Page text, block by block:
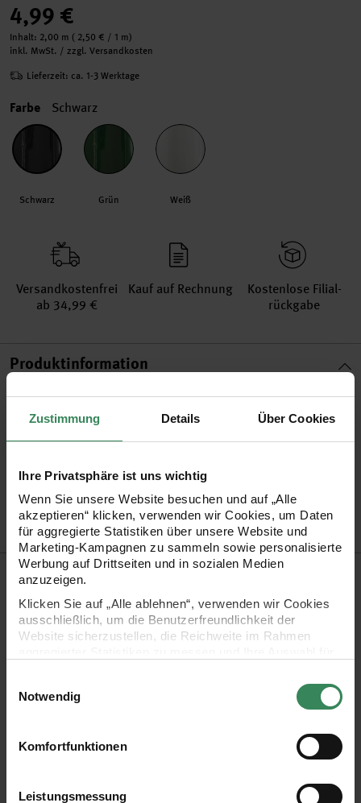
Zustimmung Details Über Cookies
Ihre Privatsphäre ist uns wichtig
Wenn Sie unsere Website besuchen und auf „Alle
akzeptieren“ klicken, verwenden wir Cookies, um Daten
für aggregierte Statistiken über unsere Website und
Marketing-Kampagnen zu sammeln sowie personalisierte
Werbung auf Drittseiten und in sozialen Medien
anzuzeigen.
Klicken Sie auf „Alle ablehnen“, verwenden wir Cookies
ausschließlich, um die Benutzerfreundlichkeit der
Website sicherzustellen, die Reichweite im Rahmen
Ihre Einwilligung ist freiwillig und kann jederzeit über den
Link „Cookie-Einstellungen“ im Fußbereich der Seite
verwendeten Technologien und den Empfängern der
Daten finden Sie in unserer Datenschutzerklärung.
Notwendig
Komfortfunktionen
Leistungsmessung
4,99 €
Inhalt: 2,00 m ( 2,50 € / 1 m)
inkl. MwSt. / zzgl. Versandkosten
Lieferzeit: ca. 1-3 Werktage
Farbe Schwarz
Schwarz Grün Weiß
Versand­kosten­frei
ab 34,99 €
Kauf auf Rechnung
Kosten­lose Filial­
rückgabe
Produktinformation
Material Papier, Polypropylen
Breite
Grammatur 100g
Artikel-Nr.401102
Bestell-Nr.3736449
Produktbeschreibung
Dieses hochwertige Geschenkpapier mit edlem Lack-Design
verleiht Geschenken eine schlichte und elegante Optik.
Vielseitig einsetzbar und perfekt für Geschenke zu jeder